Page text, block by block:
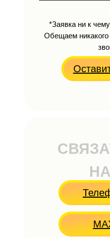
*Заявка ни к
Обещаем